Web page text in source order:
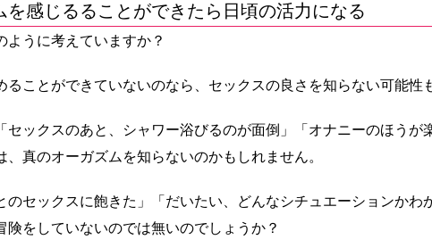
を感じるることができたら日頃の活力になる
ように考えていますか？
ることができていないのなら、セックスの良さを知らない可能性
セックスのあと、シャワー浴びるのが面倒」「オナニーのほうが
、真のオーガズムを知らないのかもしれません。
のセックスに飽きた」「だいたい、どんなシチュエーションかわ
険をしていないのでは無いのでしょうか？